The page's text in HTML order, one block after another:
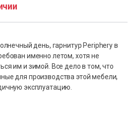
день, гарнитур Periphery в
именно летом, хотя не
им и зимой. Все дело в том, что
для производства этой мебели,
эксплуатацию.